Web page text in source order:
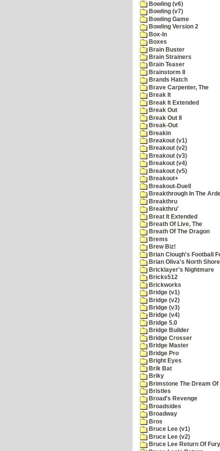
Bowling (v6)
Bowling (v7)
Bowling Game
Bowling Version 2
Box-In
Boxes
Brain Buster
Brain Strainers
Brain Teaser
Brainstorm II
Brands Hatch
Brave Carpenter, The
Break It
Break It Extended
Break Out
Break Out II
Break-Out
Breakin
Breakout (v1)
Breakout (v2)
Breakout (v3)
Breakout (v4)
Breakout (v5)
Breakout+
Breakout-Duell
Breakthrough In The
Breakthru
Breakthru'
Breat It Extended
Breath Of Live, The
Breath Of The Dragon
Brems
Brew Biz!
Brian Clough's Football
Brian Oliva's North
Bricklayer's Nightmare
Bricks512
Brickworks
Bridge (v1)
Bridge (v2)
Bridge (v3)
Bridge (v4)
Bridge 5.0
Bridge Builder
Bridge Crosser
Bridge Master
Bridge Pro
Bright Eyes
Brik Bat
Briky
Brimstone The Dream Of
Bristles
Broad's Revenge
Broadsides
Broadway
Bros
Bruce Lee (v1)
Bruce Lee (v2)
Bruce Lee Return Of Fury